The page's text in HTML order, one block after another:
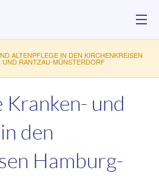
ALTENPFLEGE IN DEN KIRCHENKREISEN
RANTZAU-MÜNSTERDORF
Kranken- und
den
Hamburg-